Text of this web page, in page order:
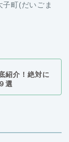
町(だいごま
紹介！絶対に
選